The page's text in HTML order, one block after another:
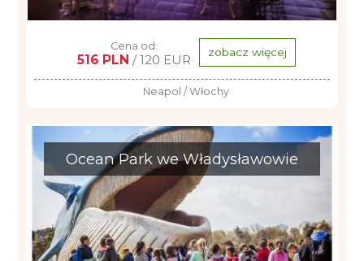
Cena od:
516 PLN / 120 EUR zobacz więcej
Neapol / Włochy
Ocean Park we Władysławowie